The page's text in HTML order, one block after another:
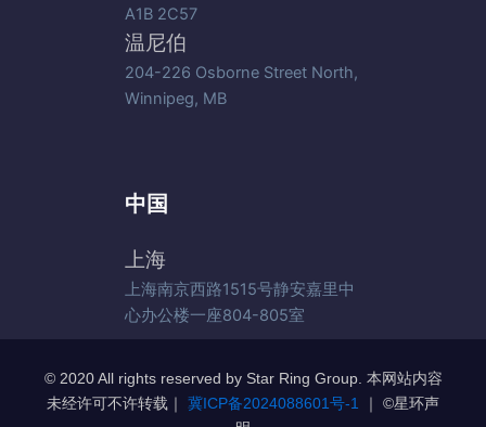
A1B 2C57
温尼伯
204-226 Osborne Street North,
Winnipeg, MB
中国
上海
上海南京西路1515号静安嘉里中
心办公楼一座804-805室
© 2020 All rights reserved by Star Ring Group. 本网站内容
未经许可不许转载｜ 冀ICP备2024088601号-1 ｜ ©️星环声